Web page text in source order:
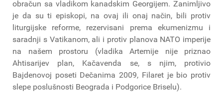
obračun sa vladikom kanadskim Georgijem. Zanimljivo
je da su ti episkopi, na ovaj ili onaj način, bili protiv
liturgijske reforme, rezervisani prema ekumenizmu i
saradnji s Vatikanom, ali i protiv planova NATO imperije
na našem prostoru (vladika Artemije nije priznao
Ahtisarijev plan, Kačavenda se, s njim, protivio
Bajdenovoj poseti Dečanima 2009, Filaret je bio protiv
slepe poslušnosti Beograda i Podgorice Briselu).